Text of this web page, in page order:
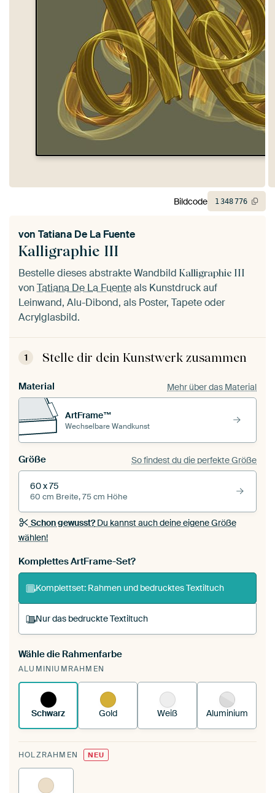
Kalligraphie III
von Tatiana De La Fuente
Bestelle dieses abstrakte Wandbild Kalligraphie III
vonTatiana De La Fuenteals Kunstdruck auf
Leinwand, Alu-Dibond, als Poster, Tapete oder
Acrylglasbild.
1 Stelle dir dein Kunstwerk zusammen
Material Mehr über das Material
ArtFrame™
Wechselbare Wandkunst
Größe So findest du die perfekte Größe
60 x 75
60 cm Breite, 75 cm Höhe
Schon gewusst?Du kannst auch deine eigene Größe
wählen!
Komplettes ArtFrame-Set?
Komplettset: Rahmen und bedrucktes Textiltuch
Nur das bedruckte Textiltuch
Du spannst einen wechselbaren Textiltuch in
deinen vorhandenen ArtFrame™.
funktioniert es.
Wähle die Rahmenfarbe
ALUMINIUMRAHMEN
Schwarz Gold Weiß Aluminium
HOLZRAHMEN NEU
Bildcode 1348776